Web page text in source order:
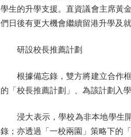
學生的升學支援。直資議會主席黃
們日後有更大機會繼續留港升學及就
研設校長推薦計劃
根據備忘錄，雙方將建立合作框
的「校長推薦計劃」、為該計劃入
浸大表示，學校為非本地學生開
錄；亦透過「一校兩園」策略下的